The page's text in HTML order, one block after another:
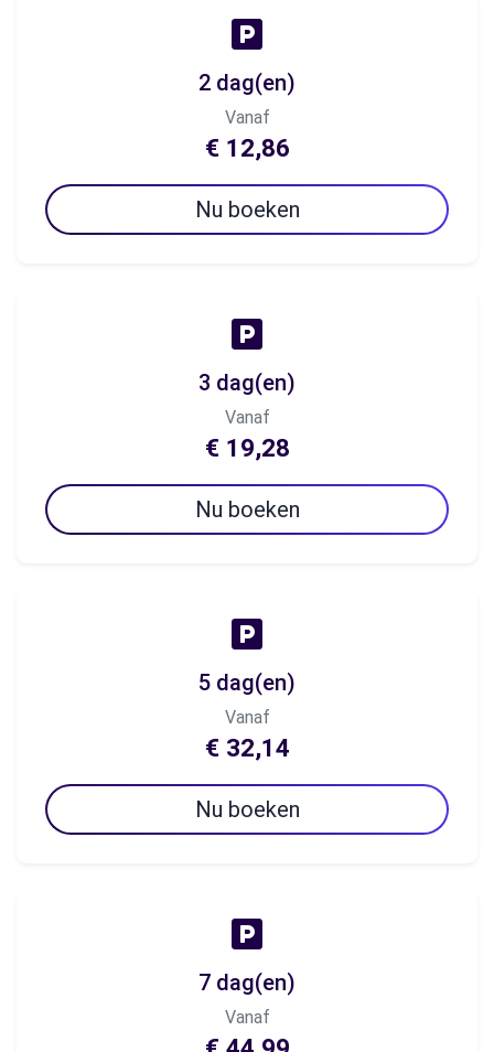
2 dag(en)
Vanaf
€ 12,86
Nu boeken
3 dag(en)
Vanaf
€ 19,28
Nu boeken
5 dag(en)
Vanaf
€ 32,14
Nu boeken
7 dag(en)
Vanaf